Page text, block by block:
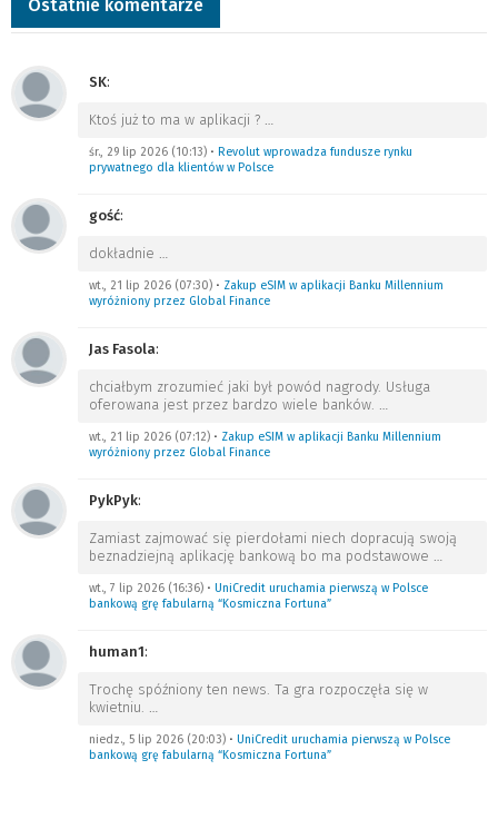
Ostatnie komentarze
SK:
Ktoś już to ma w aplikacji ? …
śr., 29 lip 2026 (10:13) • Revolut wprowadza fundusze rynku
prywatnego dla klientów w Polsce
gość:
dokładnie …
wt., 21 lip 2026 (07:30) • Zakup eSIM w aplikacji Banku Millennium
wyróżniony przez Global Finance
Jas Fasola:
chciałbym zrozumieć jaki był powód nagrody. Usługa
oferowana jest przez bardzo wiele banków. …
wt., 21 lip 2026 (07:12) • Zakup eSIM w aplikacji Banku Millennium
wyróżniony przez Global Finance
PykPyk:
Zamiast zajmować się pierdołami niech dopracują swoją
beznadziejną aplikację bankową bo ma podstawowe …
wt., 7 lip 2026 (16:36) • UniCredit uruchamia pierwszą w Polsce
bankową grę fabularną “Kosmiczna Fortuna”
human1:
Trochę spóźniony ten news. Ta gra rozpoczęła się w
kwietniu. …
niedz., 5 lip 2026 (20:03) • UniCredit uruchamia pierwszą w Polsce
bankową grę fabularną “Kosmiczna Fortuna”